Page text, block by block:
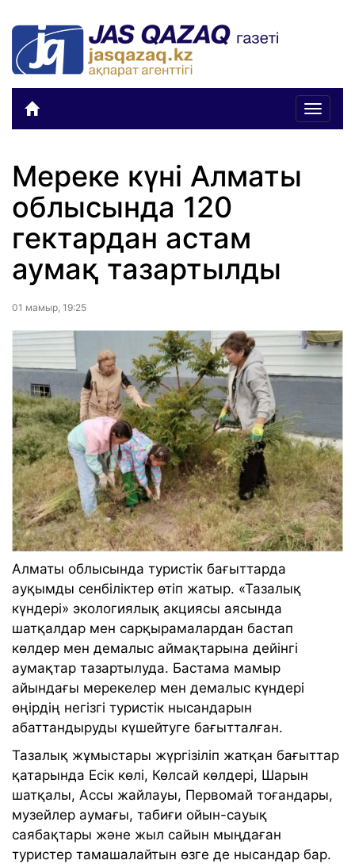
Toggle
Мереке күні Алматы
облысында 120
гектардан астам
аумақ тазартылды
01 мамыр, 19:25
Алматы облысында туристік бағыттарда
ауқымды сенбіліктер өтіп жатыр. «Тазалық
күндері» экологиялық акциясы аясында
шатқалдар мен сарқырамалардан бастап
көлдер мен демалыс аймақтарына дейінгі
аумақтар тазартылуда. Бастама мамыр
айындағы мерекелер мен демалыс күндері
өңірдің негізгі туристік нысандарын
абаттандыруды күшейтуге бағытталған.
Тазалық жұмыстары жүргізіліп жатқан бағыттар
қатарында Есік көлі, Көлсай көлдері, Шарын
шатқалы, Ассы жайлауы, Первомай тоғандары,
музейлер аумағы, табиғи ойын-сауық
саябақтары және жыл сайын мыңдаған
туристер тамашалайтын өзге де нысандар бар.